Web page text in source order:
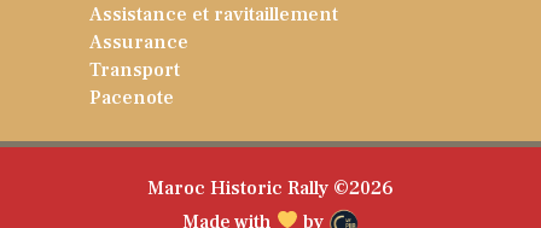
Assistance et ravitaillement
Assurance
Transport
Pacenote
Maroc Historic Rally ©2026
Made with
by